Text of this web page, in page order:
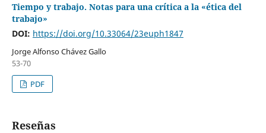
Tiempo y trabajo. Notas para una crítica a la «ética del
trabajo»
DOI: https://doi.org/10.33064/23euph1847
Jorge Alfonso Chávez Gallo
53-70
PDF
Reseñas